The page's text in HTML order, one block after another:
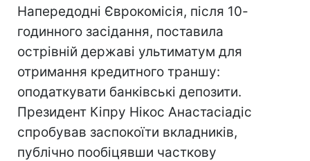
Напередодні Єврокомісія, після 10-
годинного засідання, поставила
острівній державі ультиматум для
отримання кредитного траншу:
оподаткувати банківські депозити.
Президент Кіпру Нікос Анастасіадіс
спробував заспокоїти вкладників,
публічно пообіцявши часткову